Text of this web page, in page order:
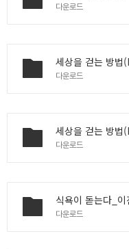
다운로드
세상을 걷는 방
다운로드
세상을 걷는 방
다운로드
식욕이 돋는다_
다운로드